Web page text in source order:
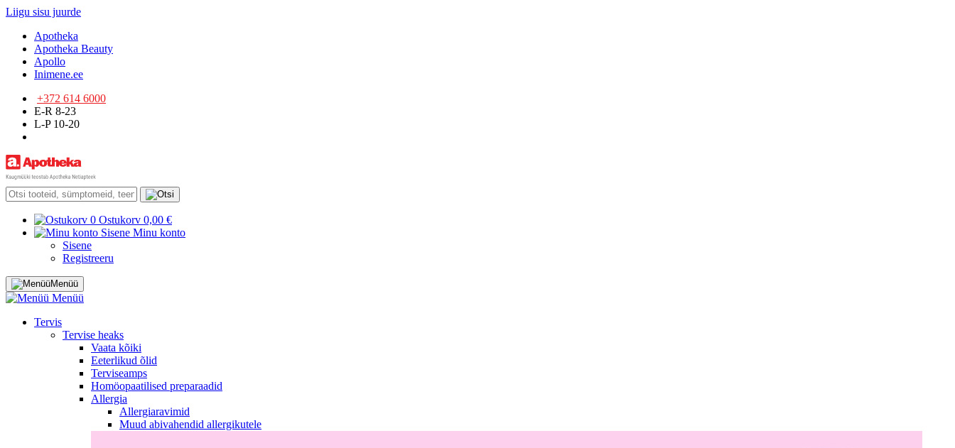
Liigu sisu juurde
Apotheka
Apotheka Beauty
Apollo
Inimene.ee
+372 614 6000
E-R 8-23
L-P 10-20
0 Ostukorv 0,00 €
Sisene Minu konto
Sisene
Registreeru
Menüü
Menüü
Tervis
Tervise heaks
Vaata kõiki
Eeterlikud õlid
Terviseamps
Homöopaatilised preparaadid
Allergia
Allergiaravimid
Muud abivahendid allergikutele